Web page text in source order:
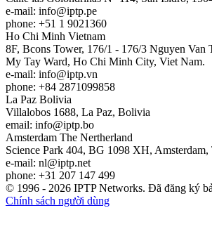
e-mail: info
iptp.pe
phone: +51 1 9021360
Ho Chi Minh Vietnam
8F, Bcons Tower, 176/1 - 176/3 Nguyen Van
My Tay Ward, Ho Chi Minh City, Viet Nam.
e-mail: info
iptp.vn
phone: +84 2871099858
La Paz Bolivia
Villalobos 1688, La Paz, Bolivia
email: info
iptp.bo
Amsterdam The Nertherland
Science Park 404, BG 1098 XH, Amsterdam,
e-mail: nl
iptp.net
phone: +31 207 147 499
© 1996 - 2026 IPTP Networks. Đã đăng ký
Chính sách người dùng